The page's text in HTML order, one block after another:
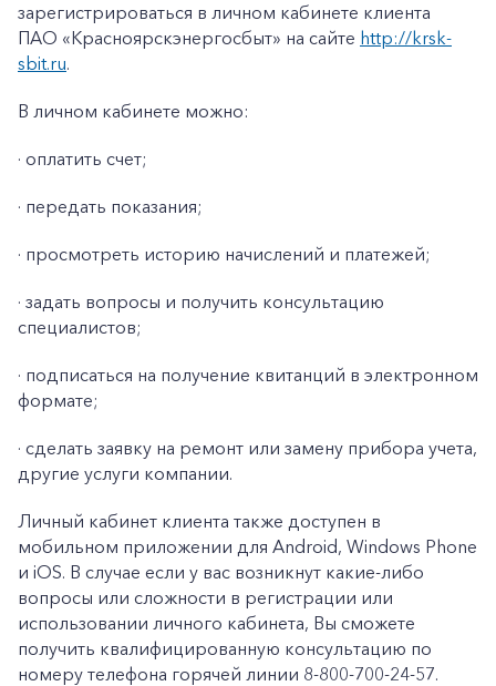
Заказать обратный звонок
зарегистрироваться в личном кабинете клиента
ПАО «Красноярскэнергосбыт» на сайте http://krsk-
sbit.ru.
В личном кабинете можно:
· оплатить счет;
· передать показания;
· просмотреть историю начислений и платежей;
· задать вопросы и получить консультацию
специалистов;
· подписаться на получение квитанций в электронном
формате;
· сделать заявку на ремонт или замену прибора учета,
другие услуги компании.
Личный кабинет клиента также доступен в
мобильном приложении для Android, Windows Phone
и iOS. В случае если у вас возникнут какие-либо
вопросы или сложности в регистрации или
использовании личного кабинета, Вы сможете
получить квалифицированную консультацию по
номеру телефона горячей линии 8-800-700-24-57.